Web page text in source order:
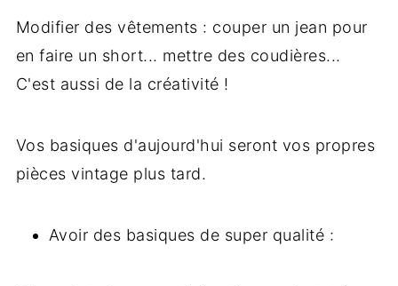
Modifier des vêtements : couper un jean pour
en faire un short... mettre des coudières...
C'est aussi de la créativité !
Vos basiques d'aujourd'hui seront vos propres
pièces vintage plus tard.
Avoir des basiques de super qualité :